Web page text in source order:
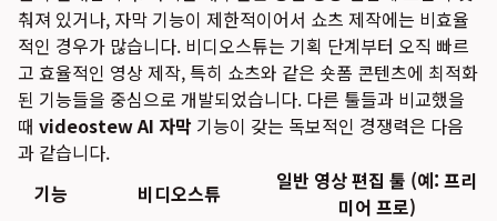
춰져 있거나, 자막 기능이 제한적이어서 쇼츠 제작에는 비효율
적인 경우가 많습니다. 비디오스튜는 기획 단계부터 오직 빠르
고 효율적인 영상 제작, 특히 쇼츠와 같은 숏폼 콘텐츠에 최적화
된 기능들을 중심으로 개발되었습니다. 다른 툴들과 비교했을
때 videostew AI 자막 기능이 갖는 독보적인 경쟁력은 다음
과 같습니다.
기능
비디오스튜
일반 영상 편집 툴 (예: 프리
미어 프로)